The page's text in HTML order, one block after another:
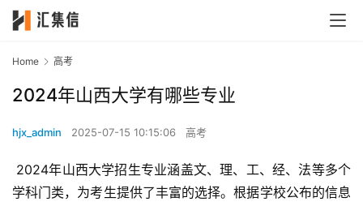
Home 高考
2024年山西大学有哪些专业
hjx_admin 2025-07-15 10:15:06 高考
学科门类，为考生提供了丰富的选择。根据学校公布的信息